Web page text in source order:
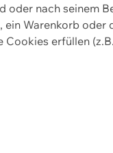
nach seinem
Warenkorb
erfüllen